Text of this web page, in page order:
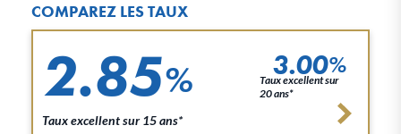
COMPAREZ LES TAUX
2.85%
Taux excellent sur 15 ans*
3.00%
Taux excellent sur
20 ans*